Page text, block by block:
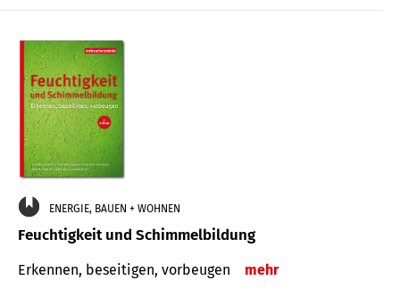
ENERGIE, BAUEN + WOHNEN
Feuchtigkeit und Schimmelbildung
Erkennen, beseitigen, vorbeugen mehr